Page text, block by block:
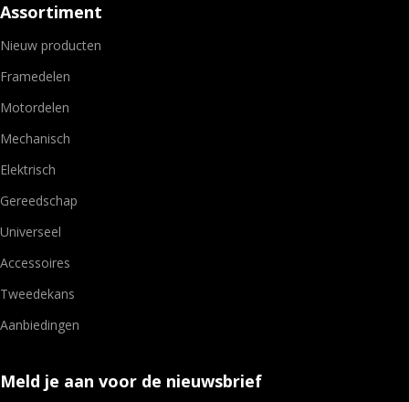
Assortiment
Nieuw producten
Framedelen
Motordelen
Mechanisch
Elektrisch
Gereedschap
Universeel
Accessoires
Tweedekans
Aanbiedingen
Meld je aan voor de nieuwsbrief